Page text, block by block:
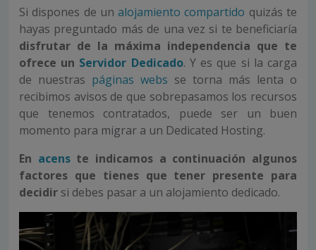
Si dispones de unalojamiento compartido quizás te
hayas preguntado más de una vez si te beneficiaría
disfrutar de la máxima independencia que te
ofrece un Servidor Dedicado. Y es que si la carga
de nuestras páginas webs se torna más lenta o
recibimos avisos de que sobrepasamos los recursos
que tenemos contratados, puede ser un buen
momento para migrar a un Dedicated Hosting.
En acens te indicamos a continuación algunos
factores que tienes que tener presente para
decidir si debes pasar a un alojamiento dedicado.